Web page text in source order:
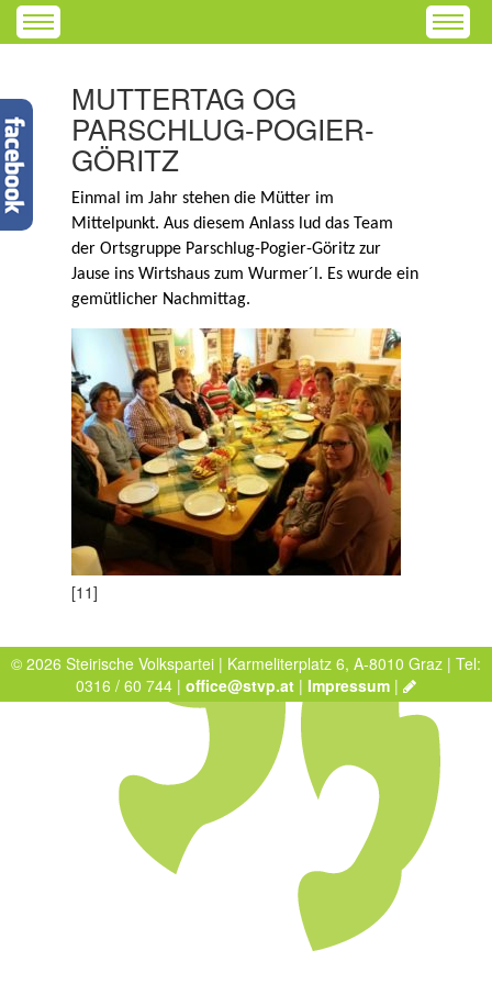
MUTTERTAG OG
PARSCHLUG-POGIER-
GÖRITZ
Einmal im Jahr stehen die Mütter im
Mittelpunkt. Aus diesem Anlass lud das Team
der Ortsgruppe Parschlug-Pogier-Göritz zur
Jause ins Wirtshaus zum Wurmer´l. Es wurde ein
gemütlicher Nachmittag.
[11]
© 2026 Steirische Volkspartei | Karmeliterplatz 6, A-8010 Graz | Tel:
0316 / 60 744 | office@stvp.at | Impressum |